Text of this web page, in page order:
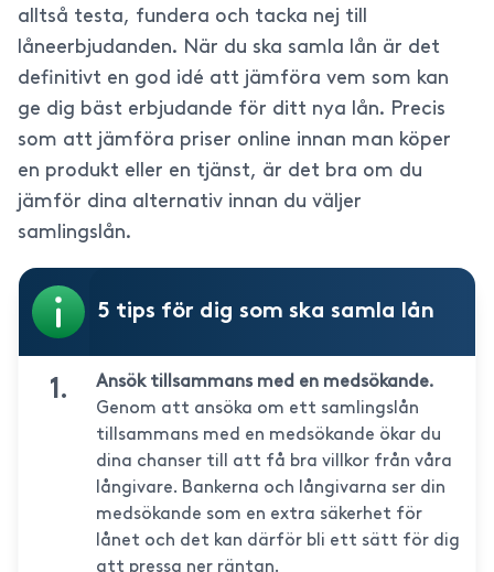
alltså testa, fundera och tacka nej till
låneerbjudanden. När du ska samla lån är det
definitivt en god idé att jämföra vem som kan
ge dig bäst erbjudande för ditt nya lån. Precis
som att jämföra priser online innan man köper
en produkt eller en tjänst, är det bra om du
jämför dina alternativ innan du väljer
samlingslån.
5 tips för dig som ska samla lån
Ansök tillsammans med en medsökande.
Genom att ansöka om ett samlingslån
tillsammans med en medsökande ökar du
dina chanser till att få bra villkor från våra
långivare. Bankerna och långivarna ser din
medsökande som en extra säkerhet för
lånet och det kan därför bli ett sätt för dig
att pressa ner räntan.